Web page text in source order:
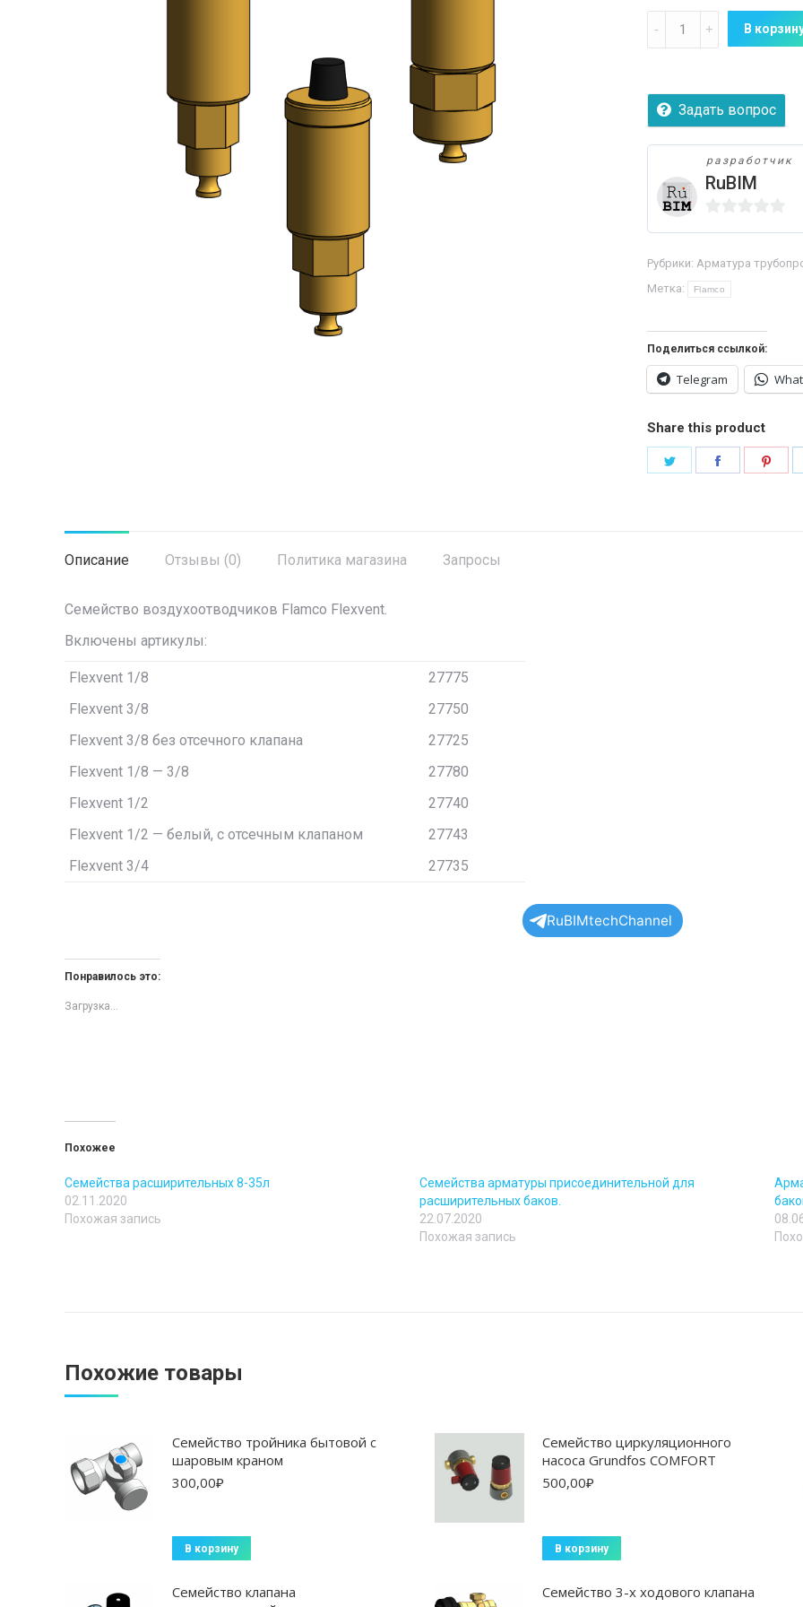
Количество
Flexvent.
В
Задать вопрос
разработчик
RuBIM
5
Рубрики: Арматура
Метка:
Flamco
Поделиться ссылкой:
Telegram
Share this product
ПоделитьсяПоделиться
Описание Отзывы (0) Политика магазина Запросы
Семейство воздухоотводчиков Flamco Flexvent.
Включены артикулы:
Flexvent 1/8
27775
Flexvent 3/8
27750
Flexvent 3/8 без отсечного клапана
27725
Flexvent 1/8 — 3/8
27780
Flexvent 1/2
27740
Flexvent 1/2 — белый, с отсечным клапаном
27743
Flexvent 3/4 27735
RuBIMtechChannel
Понравилось это:
Загрузка...
Похожее
Семейства расширительных 8-35л
02.11.2020
Похожая запись
Семейства арматуры присоединительной для
расширительных баков.
22.07.2020
Похожая запись
Похожие товары
Семейство тройника бытовой с
шаровым краном
300,00₽
В корзину
Cемейство циркуляционного
насоса Grundfos COMFORT
500,00₽
В корзину
Семейство клапана
Семейство 3-х ходового клапана